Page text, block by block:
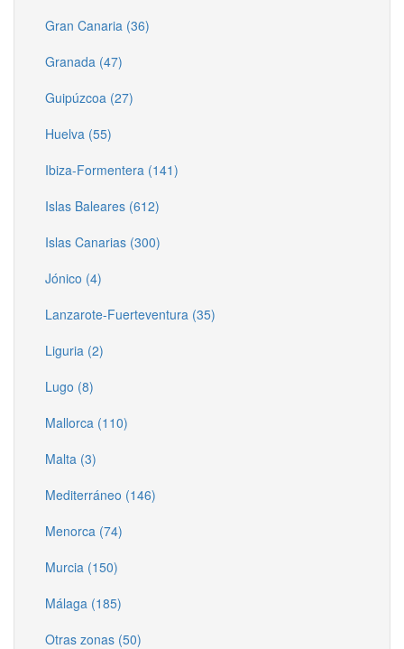
Gran Canaria (36)
Granada (47)
Guipúzcoa (27)
Huelva (55)
Ibiza-Formentera (141)
Islas Baleares (612)
Islas Canarias (300)
Jónico (4)
Lanzarote-Fuerteventura (35)
Liguria (2)
Lugo (8)
Mallorca (110)
Malta (3)
Mediterráneo (146)
Menorca (74)
Murcia (150)
Málaga (185)
Otras zonas (50)